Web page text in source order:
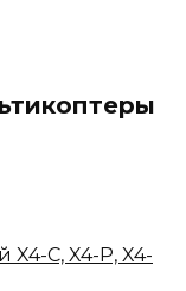
C, X4-P, X4-